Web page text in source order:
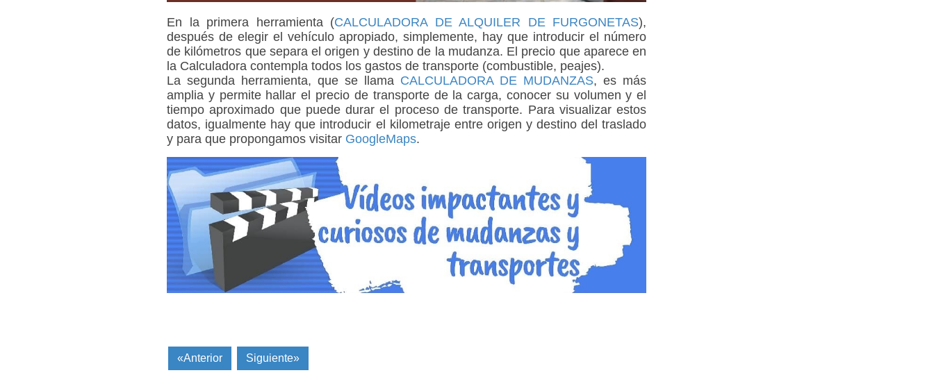
En la primera herramienta (CALCULADORA DE ALQUILER DE FURGONETAS),
después de elegir el vehículo apropiado, simplemente, hay que introducir el número
de kilómetros que separa el origen y destino de la mudanza. El precio que aparece en
la Calculadora contempla todos los gastos de transporte (combustible, peajes).
La segunda herramienta, que se llama CALCULADORA DE MUDANZAS, es más
amplia y permite hallar el precio de transporte de la carga, conocer su volumen y el
tiempo aproximado que puede durar el proceso de transporte. Para visualizar estos
datos, igualmente hay que introducir el kilometraje entre origen y destino del traslado
y para que propongamos visitar GoogleMaps.
«Anterior Siguiente»